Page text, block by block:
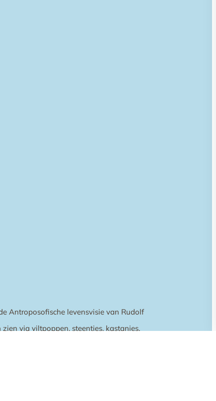
Antroposofische levensvisie van Rudolf
via viltpoppen, steentjes, kastanjes,